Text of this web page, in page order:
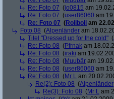
Re: Foto 07 (jo0815 am
Re: Foto 07 (user86060 am
Re: Foto 07 (Roliboli am
Foto 08 (Alpenländer am
Titel "Dressed up for the cold" (
Re: Foto 08 (Pfrnak am
Re: Foto 08 (iraki am
Re: Foto 08 (Muubär am
Re: Foto 08 (user86060 am
Re: Foto 08 (Mr L am
Re(2): Foto 08 (Alpenländer
Re(3): Foto 08 (Mr L am